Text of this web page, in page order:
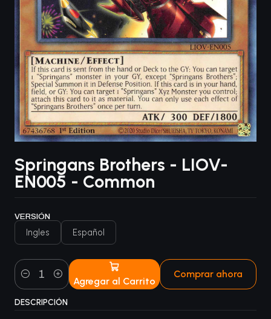
Springans Brothers - LIOV-
EN005 - Common
VERSIÓN
Ingles Español
Cantidad Agregar al Carrito
Comprar ahora
DESCRIPCIÓN